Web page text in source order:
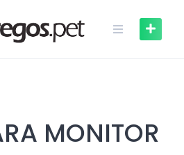
MONITOR